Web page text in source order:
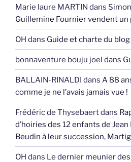
Marie laure MARTIN dans
Guillemine Fournier vendent un
OH dans Guide et charte du blog
bonnaventure bouju joel dans
BALLAIN-RINALDI dans A 88
comme je ne l’avais jamais vue !
Frédéric de Thysebaertdans
d’hoiries des 12 enfants de
Beudin à leur succession,
OH dans Le dernier meunier